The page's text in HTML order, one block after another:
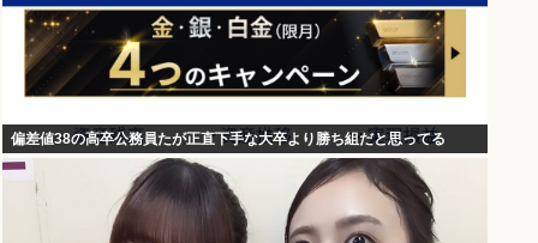
偏差値38の高卒公務員たが正直下手な大卒より勝ち組だと思ってる